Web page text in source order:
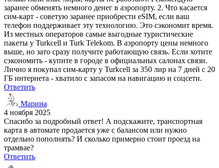
заранее обменять немного денег в аэропорту. 2. Что касается
сим-карт - советую заранее приобрести eSIM, если ваш
телефон поддерживает эту технологию. Это сэкономит время.
Из местных операторов самые выгодные туристические
пакеты у Turkcell и Turk Telekom. В аэропорту цены немного
выше, но зато сразу получите работающую связь. Если хотите
сэкономить - купите в городе в официальных салонах связи.
Лично я покупал сим-карту у Turkcell за 350 лир на 7 дней с 20
ГБ интернета - хватило с запасом на навигацию и соцсети.
Ответить
Марина
4 ноября 2025
Спасибо за подробный ответ! А подскажите, транспортная
карта в автомате продается уже с балансом или нужно
отдельно пополнять? И сколько примерно стоит проезд на
трамвае?
Ответить